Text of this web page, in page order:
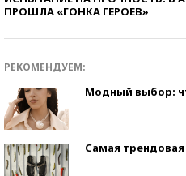
ПРОШЛА «ГОНКА ГЕРОЕВ»
РЕКОМЕНДУЕМ:
Модный выбор:
Самая трендовая